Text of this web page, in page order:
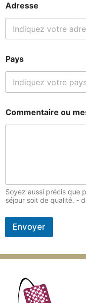
Adresse
Pays
Commentaire ou
Soyez aussi précis que
séjour soit de qualité. -
Envoyer